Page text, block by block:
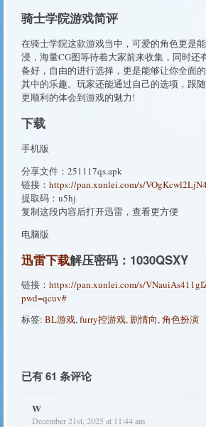
骑士学院游戏简评
在骑士学院这款游戏当中，可爱的角色更是
浸，海量CG图等待着大家前来收集，同时还
备好，自由的进行选择，更是能够让你全面
其中的乐趣。玩家还能通过自己的选项，跟
更顺利的体会到游戏的魅力!
下载
手机版
分享文件：251117qs.apk
链接： https://pan.xunlei.com/s/
提取码：u5hj
复制这段内容后打开迅雷，查看更方便
电脑版
迅雷下载解压密码：1030QSXY
链接： https://pan.xunlei.com/s/
pwd=qcuv#
标签: BL游戏,furry控游戏, 剧情向,角色扮演
已有 61 条评论
W
December 21st, 2025 at 11:44 am